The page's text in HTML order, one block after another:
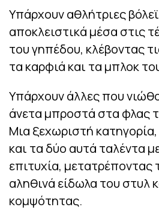
Υπάρχουν αθλήτριες
αποκλειστικά μέσα στις
του γηπέδου, κλέβοντας
τα καρφιά και τα μπλοκ
Υπάρχουν άλλες που
άνετα μπροστά στα φλας
Μια ξεχωριστή
και τα δύο αυτά ταλέντα
επιτυχία, μετατρέποντας
αληθινά είδωλα του στυλ
κομψότητας.